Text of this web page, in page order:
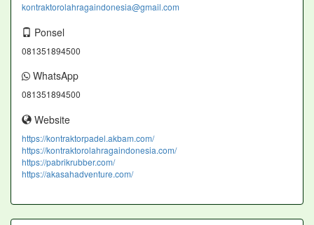
kontraktorolahragaindonesia@gmail.com
Ponsel
081351894500
WhatsApp
081351894500
Website
https://kontraktorpadel.akbam.com/
https://kontraktorolahragaindonesia.com/
https://pabrikrubber.com/
https://akasahadventure.com/